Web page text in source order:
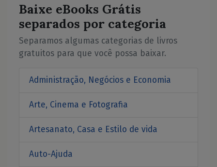
Baixe eBooks Grátis
separados por categoria
Separamos algumas categorias de livros
gratuitos para que você possa baixar.
Administração, Negócios e Economia
Arte, Cinema e Fotografia
Artesanato, Casa e Estilo de vida
Auto-Ajuda